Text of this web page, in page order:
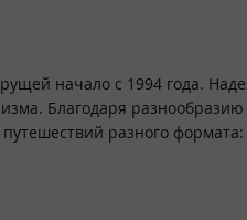
начало с 1994 года.
Благодаря разнообразию
разного формата: